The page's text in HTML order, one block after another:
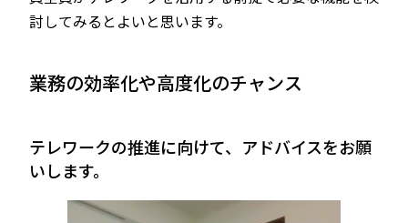
討してみるとよいと思います。
業務の効率化や高度化のチャンス
――テレワークの推進に向けて、アドバイスをお願
いします。